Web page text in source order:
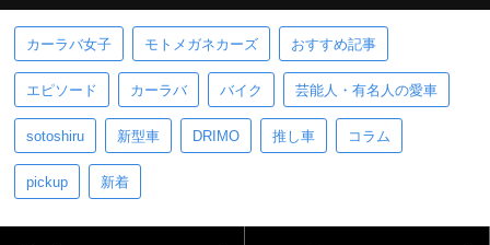
カーラバ女子 モトメガネカーズ おすすめ記事
エピソード カーラバ バイク 芸能人・有名人の愛車
sotoshiru 新型車 DRIMO 推し車 コラム
pickup 新着